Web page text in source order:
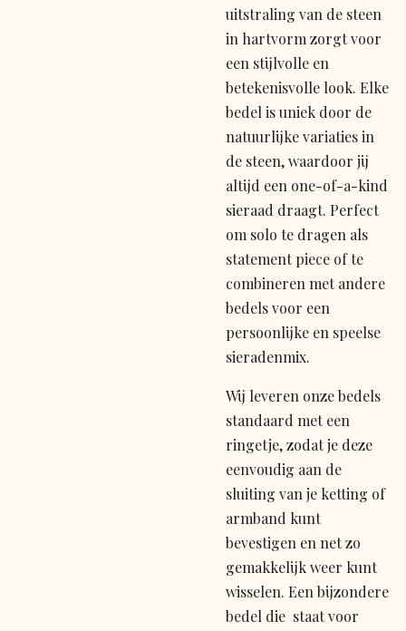
uitstraling van de steen
in hartvorm zorgt voor
een stijlvolle en
betekenisvolle look. Elke
bedel is uniek door de
natuurlijke variaties in
de steen, waardoor jij
altijd een one-of-a-kind
sieraad draagt. Perfect
om solo te dragen als
statement piece of te
combineren met andere
bedels voor een
persoonlijke en speelse
sieradenmix.
Wij leveren onze bedels
standaard met een
ringetje, zodat je deze
eenvoudig aan de
sluiting van je ketting of
armband kunt
bevestigen en net zo
gemakkelijk weer kunt
wisselen. Een bijzondere
bedel die staat voor